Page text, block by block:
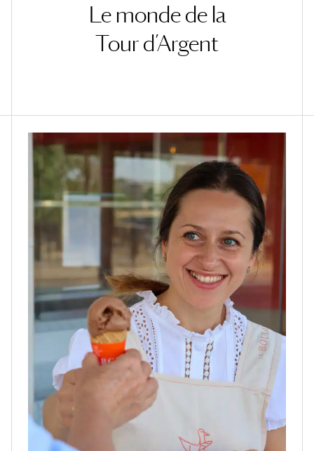
Le monde de la
Tour d’Argent